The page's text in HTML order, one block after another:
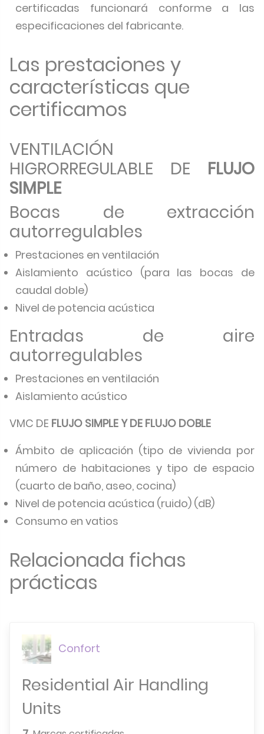
certificadas funcionará conforme a las
especificaciones del fabricante.
Las prestaciones y
características que
certificamos
VENTILACIÓN
HIGRORREGULABLE DE FLUJO
SIMPLE
Bocas de extracción
autorregulables
Prestaciones en ventilación
Aislamiento acústico (para las bocas de
caudal doble)
Nivel de potencia acústica
Entradas de aire
autorregulables
Prestaciones en ventilación
Aislamiento acústico
VMC DE FLUJO SIMPLE Y DE FLUJO DOBLE
Ámbito de aplicación (tipo de vivienda por
número de habitaciones y tipo de espacio
(cuarto de baño, aseo, cocina)
Nivel de potencia acústica (ruido) (dB)
Consumo en vatios
Relacionada fichas
prácticas
Confort
Residential Air Handling
Units